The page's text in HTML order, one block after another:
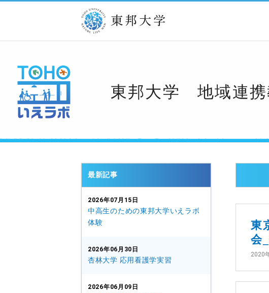
東邦大学 地域連携
東
会
2020
最新記事
2026年07月15日
中高生のための東邦大学いえラボ
体験
2026年06月30日
杏林大学 応用看護学実習
2026年06月09日